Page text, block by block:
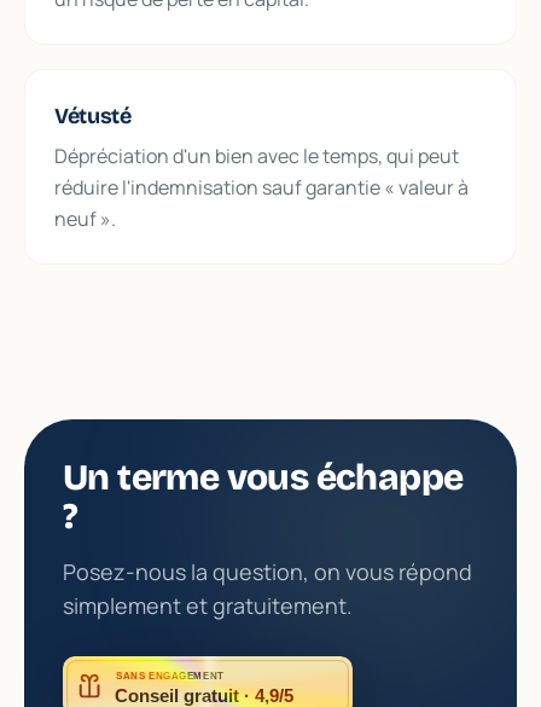
Vétusté
Dépréciation d'un bien avec le temps, qui peut
réduire l'indemnisation sauf garantie « valeur à
neuf ».
Un terme vous échappe
?
Posez-nous la question, on vous répond
simplement et gratuitement.
SANS ENGAGEMENT
Conseil gratuit · 4,9/5